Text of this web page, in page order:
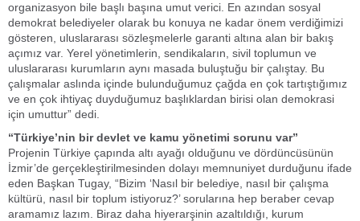
organizasyon bile başlı başına umut verici. En azından sosyal
demokrat belediyeler olarak bu konuya ne kadar önem verdiğimizi
gösteren, uluslararası sözleşmelerle garanti altına alan bir bakış
açımız var. Yerel yönetimlerin, sendikaların, sivil toplumun ve
uluslararası kurumların aynı masada buluştuğu bir çalıştay. Bu
çalışmalar aslında içinde bulunduğumuz çağda en çok tartıştığımız
ve en çok ihtiyaç duyduğumuz başlıklardan birisi olan demokrasi
için umuttur” dedi.
“Türkiye’nin bir devlet ve kamu yönetimi sorunu var”
Projenin Türkiye çapında altı ayağı olduğunu ve dördüncüsünün
İzmir’de gerçekleştirilmesinden dolayı memnuniyet durduğunu ifade
eden Başkan Tugay, “Bizim ‘Nasıl bir belediye, nasıl bir çalışma
kültürü, nasıl bir toplum istiyoruz?’ sorularına hep beraber cevap
aramamız lazım. Biraz daha hiyerarşinin azaltıldığı, kurum